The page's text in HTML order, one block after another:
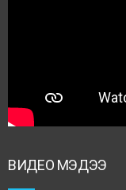
ВИДЕО МЭДЭЭ